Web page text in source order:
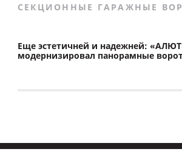
СЕКЦИОННЫЕ ГАРАЖНЫЕ
Еще эстетичней и надежней:
модернизировал панорамные